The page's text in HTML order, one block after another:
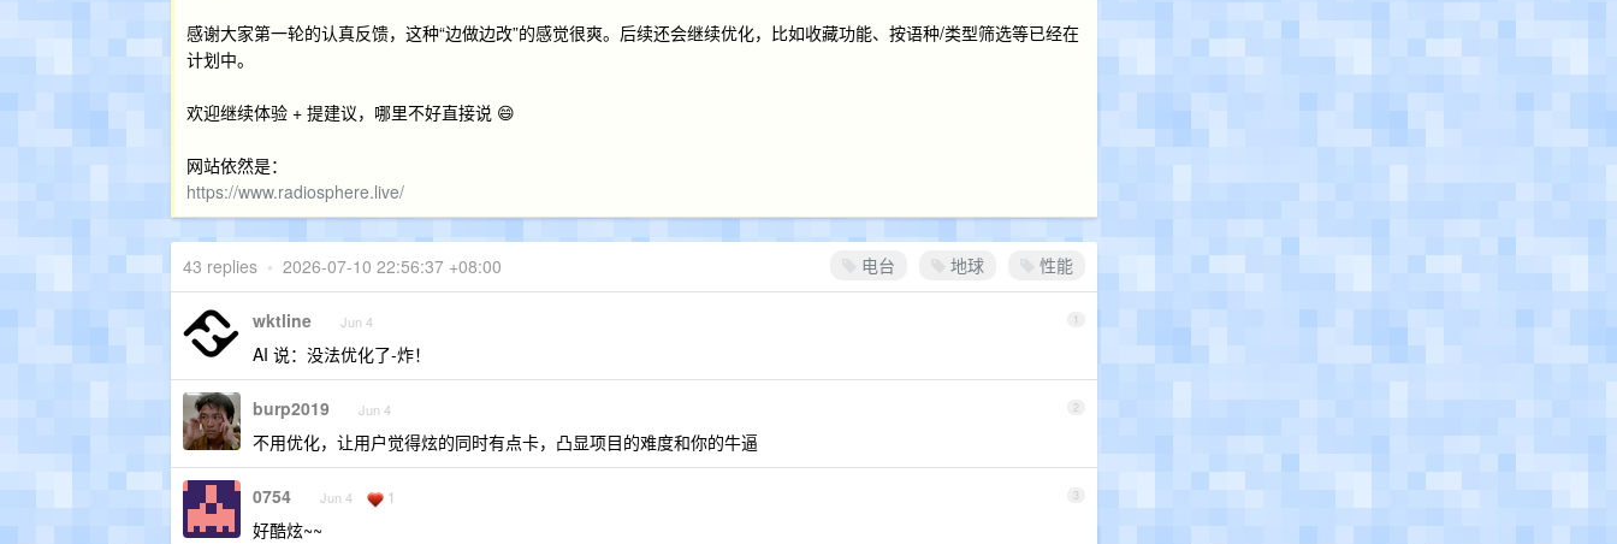
感谢大家第一轮的认真反馈，这种“边做边改”的感觉很爽。后续还会继续优化，比如收藏功能、按语种/类型筛选等已经在
计划中。
欢迎继续体验 + 提建议，哪里不好直接说 😄
网站依然是：
https://www.radiosphere.live/
电台 地球 性能
43 replies • 2026-07-10 22:56:37 +08:00
1
wktline Jun 4
AI 说：没法优化了-炸！
2
burp2019 Jun 4
不用优化，让用户觉得炫的同时有点卡，凸显项目的难度和你的牛逼
3
0754 Jun 4 1
好酷炫~~